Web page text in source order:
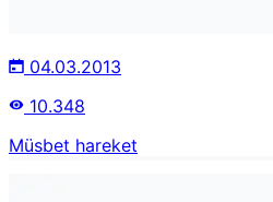
04.03.2013
10.348
Müsbet hareket